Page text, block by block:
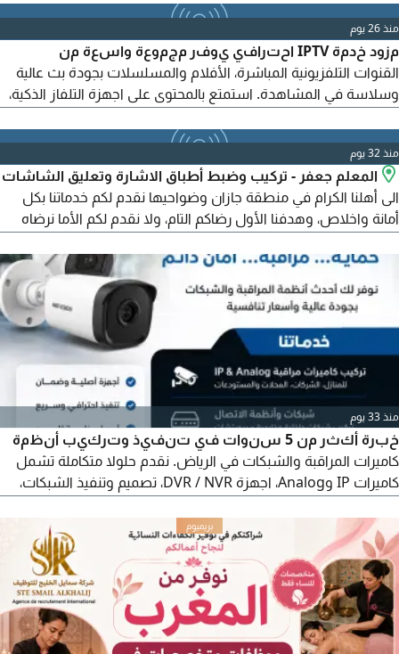
التغيير الايجابي. تعمل Zone Network وفق مبدأ المشاركة مع
عملائها خلال مراحل التصميم والنشر والتشغيل، وتزويدهم بكل ما
يلزم لتحسين الخدمات التقنية المتعلقة بأعمالهم
منذ 26 يوم
مزود خدمة IPTV احترافي يوفر مجموعة واسعة من
القنوات التلفزيونية المباشرة، الأفلام والمسلسلات بجودة بث عالية
وسلاسة في المشاهدة. استمتع بالمحتوى على اجهزة التلفاز الذكية،
الهواتف المحمولة، اجهزة الكمبيوتر واجهزة iOS. نوفر القنوات
الرياضية، القنوات العالمية والمحتوى حسب الطلب مع سهولة
موثوق
منذ 32 يوم
المعلم جعفر - تركيب وضبط أطباق الاشارة وتعليق الشاشات
الى أهلنا الكرام في منطقة جازان وضواحيها نقدم لكم خدماتنا بكل
أمانة واخلاص، وهدفنا الأول رضاكم التام، ولا نقدم لكم الأما نرضاه
لأنفسنا وأهلنا. ما نقدمه لكم تركيب وضبط أطباق الاستقبال بدقة
عالية لالتقاط أقوى اشارة، حتى في الأجواء المتقلبة صورة نقية
وصوت واضح دون انقطاع أو تشويش برمجة جميع أنواع الرسيفرات،
وتحديث القنوات وت
منذ 33 يوم
خبرة أكثر من 5 سنوات في تنفيذ وتركيب أنظمة
كاميرات المراقبة والشبكات في الرياض. نقدم حلولا متكاملة تشمل
كاميرات IP وAnalog، اجهزة DVR / NVR، تصميم وتنفيذ الشبكات،
نقاط WiFi - السنترالات وأنظمة VoIP، وأنظمة البصمة والتحكم
بالدخول. تنفيذ احترافي للمنازل والشركات والمحلات والمستودعات
بأسعار منافسة وجودة عالية والتزام بالمواعيد